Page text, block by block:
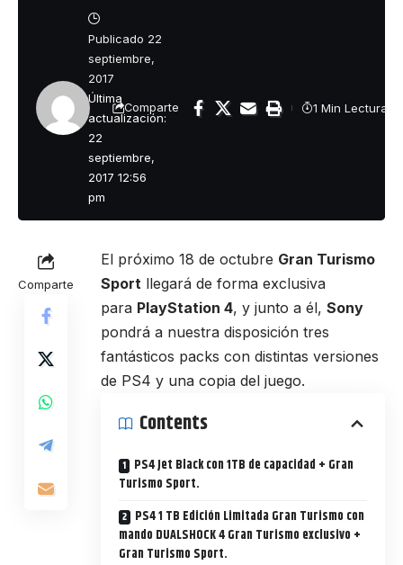
Última
actualización:
22
septiembre,
2017 12:56
pm
Publicado 22
septiembre,
2017
Comparte 1 Min Lectura
Comparte
El próximo 18 de octubre Gran Turismo
Sport llegará de forma exclusiva
para PlayStation 4, y junto a él, Sony
pondrá a nuestra disposición tres
fantásticos packs con distintas versiones
de PS4 y una copia del juego.
Contents
PS4 Jet Black con 1TB de capacidad + Gran
Turismo Sport.
PS4 1 TB Edición Limitada Gran Turismo con
mando DUALSHOCK 4 Gran Turismo exclusivo +
Gran Turismo Sport.